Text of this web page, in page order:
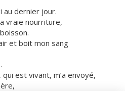
au dernier jour.
vraie nourriture,
et boit mon sang
est vivant, m’a envoyé,